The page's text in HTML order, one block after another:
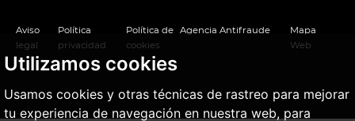
Utilizamos cookies
Usamos cookies y otras técnicas de rastreo para mejorar
tu experiencia de navegación en nuestra web, para
Aviso
legal
Política
privacidad
Política de
cookies
Agencia Antifraude
Mapa
Web